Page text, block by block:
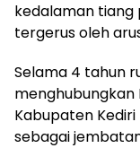
kedalaman tiang
tergerus oleh
Selama 4 tahun
menghubungkan
Kabupaten
sebagai